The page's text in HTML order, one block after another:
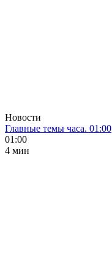
Новости
Главные темы часа. 01:00
01:00
4 мин